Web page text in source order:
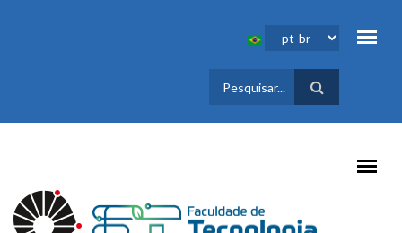
FORMULÁRIO
DE BUSCA